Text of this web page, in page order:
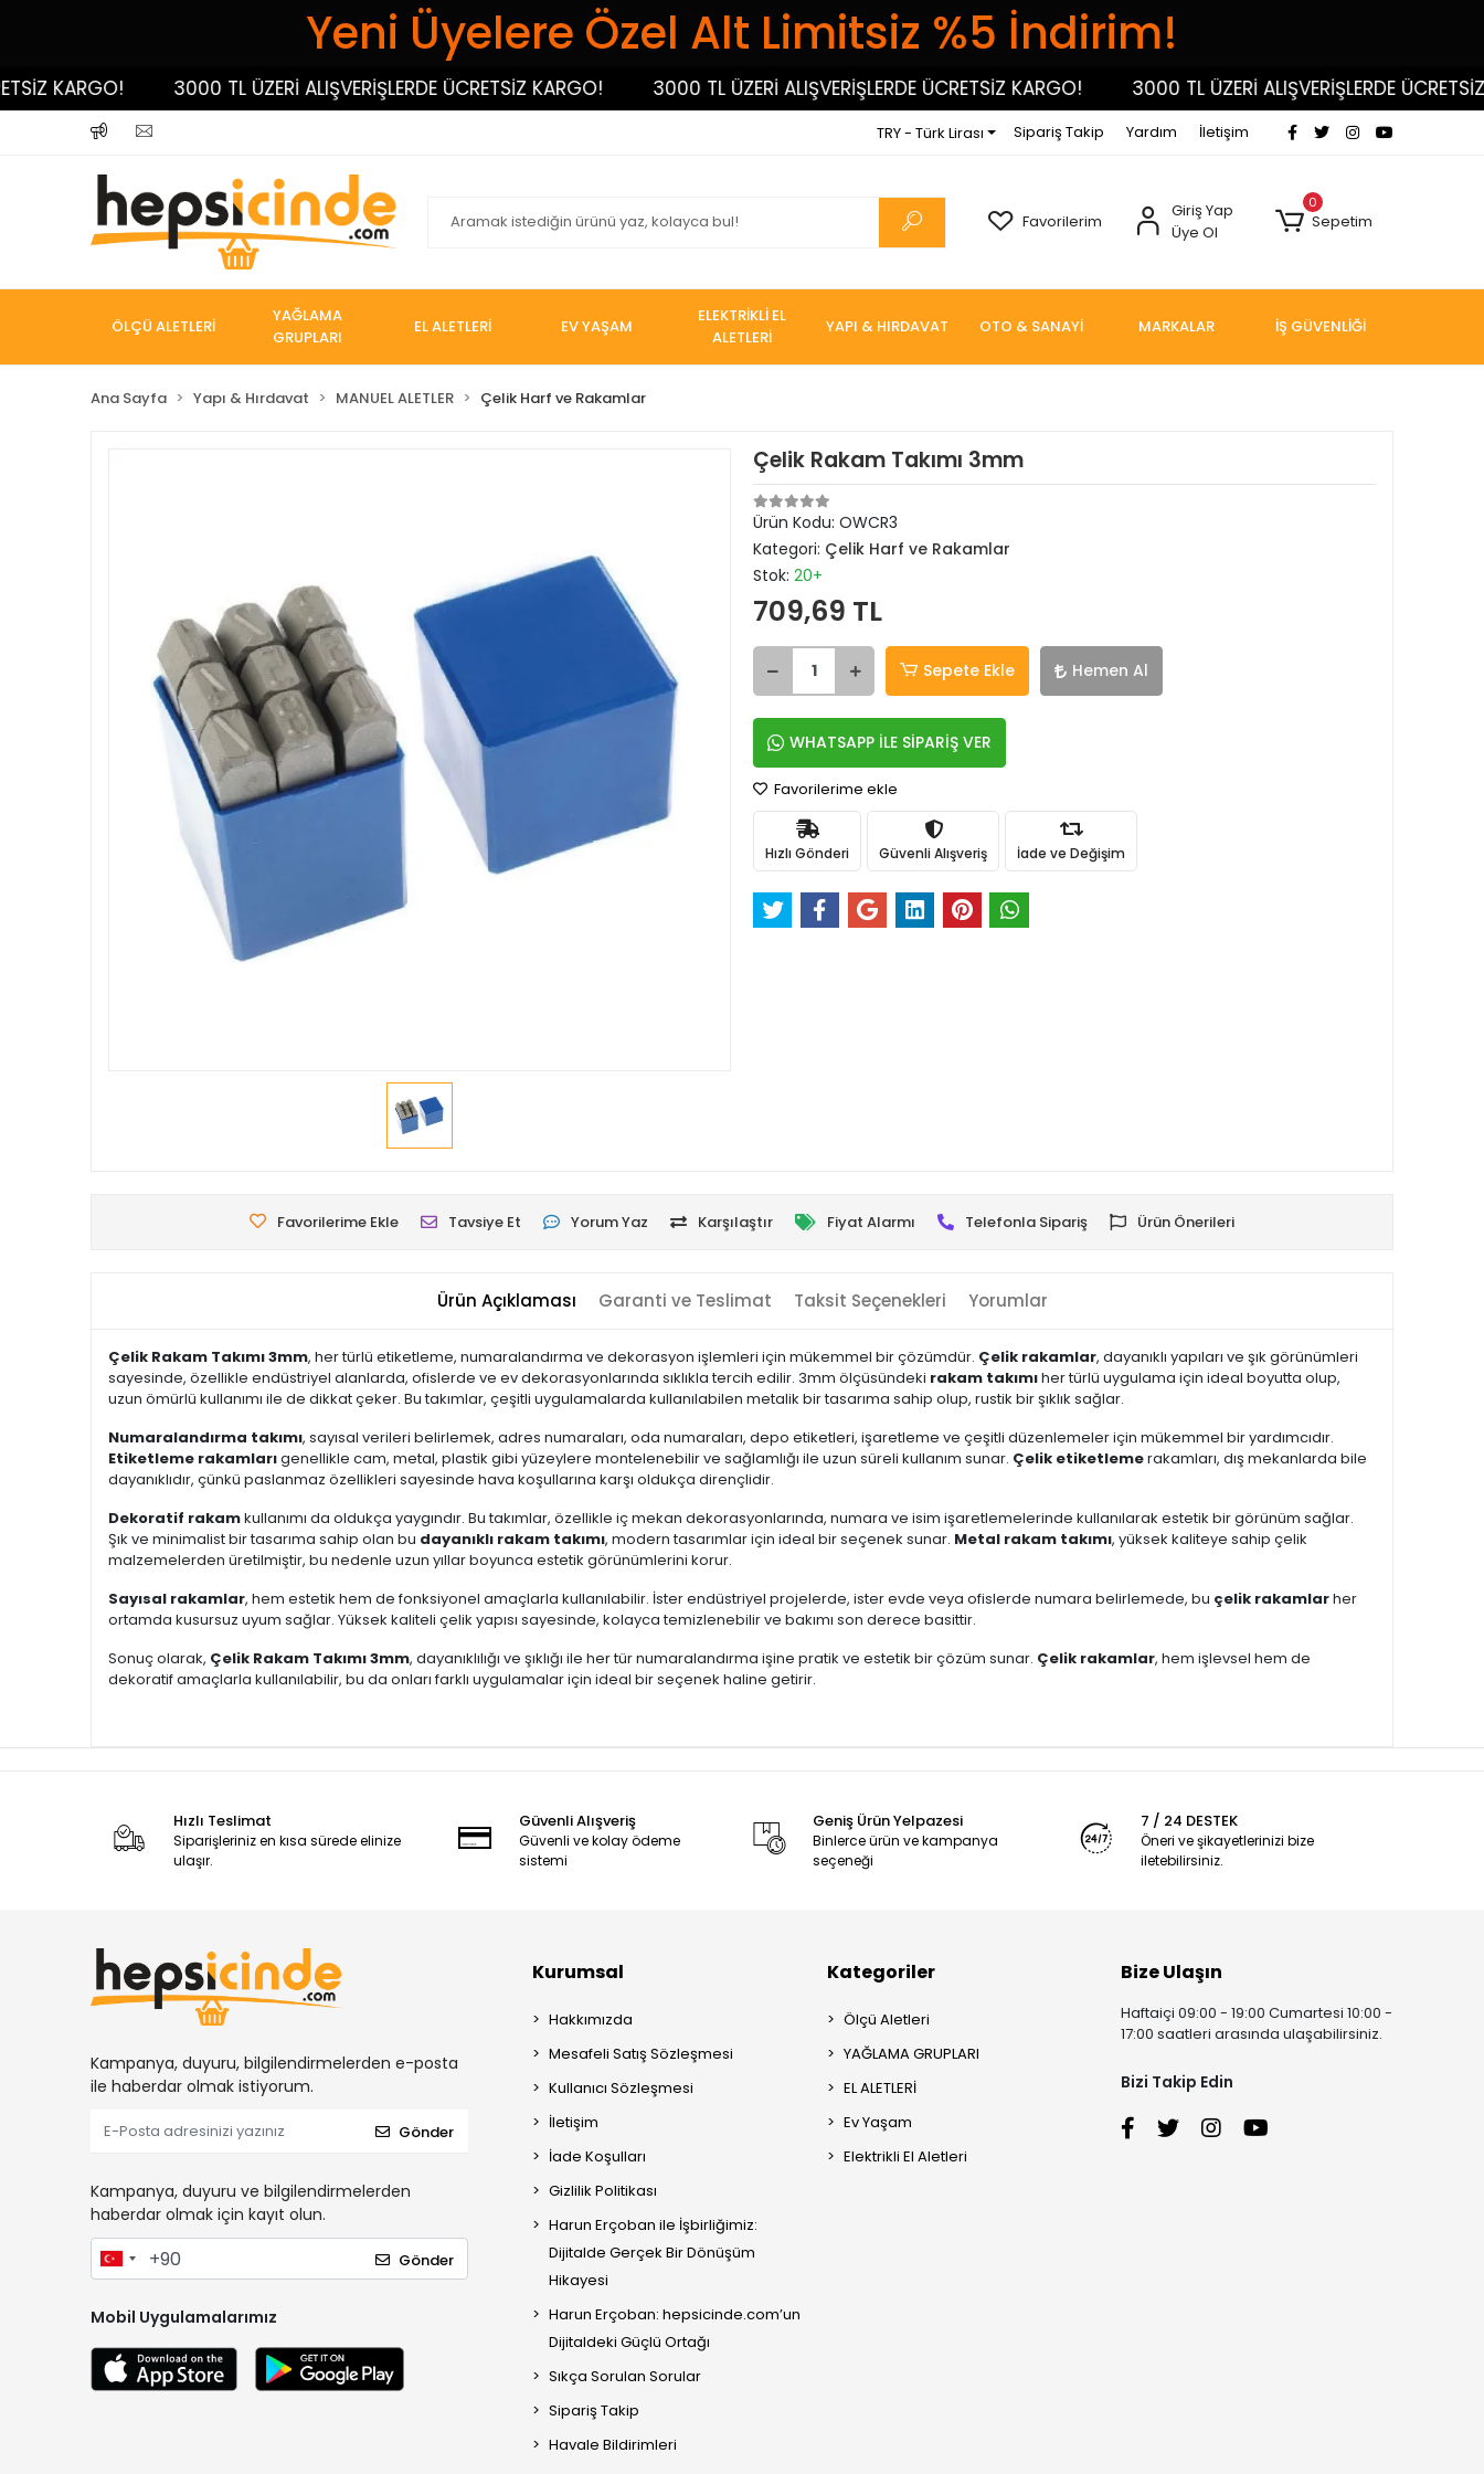
Yeni Üyelere Özel Alt Limitsiz %5 İndirim!
KARGO! 3000 TL ÜZERİ ALIŞVERİŞLERDE ÜCRETSİZ KARGO! 3000 TL ÜZERİ ALIŞVERİŞLERDE ÜCRETSİZ KARGO! 3000 TL ÜZERİ ALIŞVERİŞLERDE ÜCRETSİZ
TRY - Türk Lirası Sipariş Takip Yardım İletişim
Favorilerim
Giriş Yap
Üye Ol
0
Sepetim
ÖLÇÜ ALETLERİ
YAĞLAMA
GRUPLARI
EL ALETLERİ EV YAŞAM
ELEKTRİKLİ EL
ALETLERİ
YAPI & HIRDAVAT OTO & SANAYİ MARKALAR İŞ GÜVENLİĞİ
Ana Sayfa Yapı & Hırdavat MANUEL ALETLER Çelik Harf ve Rakamlar
Çelik Rakam Takımı 3mm
Ürün Kodu: OWCR3
Kategori: Çelik Harf ve Rakamlar
Stok: 20+
709,69 TL
Sepete Ekle Hemen Al
WHATSAPP İLE SİPARİŞ VER
Favorilerime ekle
Hızlı Gönderi Güvenli Alışveriş İade ve Değişim
Favorilerime Ekle Tavsiye Et Yorum Yaz Karşılaştır Fiyat Alarmı Telefonla Sipariş Ürün Önerileri
Ürün Açıklaması Garanti ve Teslimat Taksit Seçenekleri Yorumlar
Çelik Rakam Takımı 3mm, her türlü etiketleme, numaralandırma ve dekorasyon işlemleri için mükemmel bir çözümdür. Çelik rakamlar, dayanıklı yapıları ve şık görünümleri
sayesinde, özellikle endüstriyel alanlarda, ofislerde ve ev dekorasyonlarında sıklıkla tercih edilir. 3mm ölçüsündeki rakam takımıher türlü uygulama için ideal boyutta olup,
uzun ömürlü kullanımı ile de dikkat çeker. Bu takımlar, çeşitli uygulamalarda kullanılabilen metalik bir tasarıma sahip olup, rustik bir şıklık sağlar.
Numaralandırma takımı, sayısal verileri belirlemek, adres numaraları, oda numaraları, depo etiketleri, işaretleme ve çeşitli düzenlemeler için mükemmel bir yardımcıdır.
Etiketleme rakamlarıgenellikle cam, metal, plastik gibi yüzeylere montelenebilir ve sağlamlığı ile uzun süreli kullanım sunar. Çelik etiketlemerakamları, dış mekanlarda bile
dayanıklıdır, çünkü paslanmaz özellikleri sayesinde hava koşullarına karşı oldukça dirençlidir.
Dekoratif rakamkullanımı da oldukça yaygındır. Bu takımlar, özellikle iç mekan dekorasyonlarında, numara ve isim işaretlemelerinde kullanılarak estetik bir görünüm sağlar.
Şık ve minimalist bir tasarıma sahip olan bu dayanıklı rakam takımı, modern tasarımlar için ideal bir seçenek sunar. Metal rakam takımı, yüksek kaliteye sahip çelik
malzemelerden üretilmiştir, bu nedenle uzun yıllar boyunca estetik görünümlerini korur.
Sayısal rakamlar, hem estetik hem de fonksiyonel amaçlarla kullanılabilir. İster endüstriyel projelerde, ister evde veya ofislerde numara belirlemede, bu çelik rakamlarher
ortamda kusursuz uyum sağlar. Yüksek kaliteli çelik yapısı sayesinde, kolayca temizlenebilir ve bakımı son derece basittir.
Sonuç olarak, Çelik Rakam Takımı 3mm, dayanıklılığı ve şıklığı ile her tür numaralandırma işine pratik ve estetik bir çözüm sunar. Çelik rakamlar, hem işlevsel hem de
dekoratif amaçlarla kullanılabilir, bu da onları farklı uygulamalar için ideal bir seçenek haline getirir.
Hızlı Teslimat
Siparişleriniz en kısa sürede elinize
ulaşır.
Güvenli Alışveriş
Güvenli ve kolay ödeme
sistemi
Geniş Ürün Yelpazesi
Binlerce ürün ve kampanya
seçeneği
7 / 24 DESTEK
Öneri ve şikayetlerinizi bize
iletebilirsiniz.
Kampanya, duyuru, bilgilendirmelerden e-posta
ile haberdar olmak istiyorum.
Gönder
Kampanya, duyuru ve bilgilendirmelerden
haberdar olmak için kayıt olun.
Gönder
Mobil Uygulamalarımız
Kurumsal
Hakkımızda
Mesafeli Satış Sözleşmesi
Kullanıcı Sözleşmesi
İletişim
İade Koşulları
Gizlilik Politikası
Harun Erçoban ile İşbirliğimiz:
Dijitalde Gerçek Bir Dönüşüm
Hikayesi
Harun Erçoban: hepsicinde.com’un
Dijitaldeki Güçlü Ortağı
Sıkça Sorulan Sorular
Sipariş Takip
Havale Bildirimleri
Kategoriler
Ölçü Aletleri
YAĞLAMA GRUPLARI
EL ALETLERİ
Ev Yaşam
Elektrikli El Aletleri
Bize Ulaşın
Haftaiçi 09:00 - 19:00 Cumartesi 10:00 -
17:00 saatleri arasında ulaşabilirsiniz.
Bizi Takip Edin